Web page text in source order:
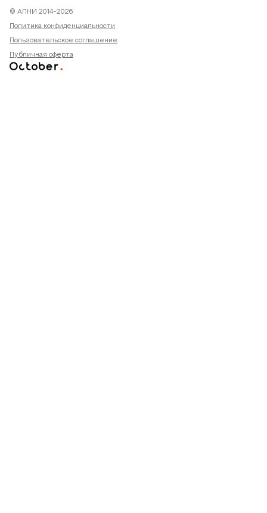
© АПНИ 2014-2026
Политика конфиденциальности
Пользовательское соглашение
Публичная оферта